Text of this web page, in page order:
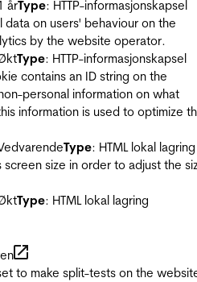
årType: HTTP-informasjonskapsel
data on users' behaviour on the
by the website operator.
Type: HTTP-informasjonskapsel
contains an ID string on the
personal information on what
information is used to optimize
Type: HTML lokal lagring
screen size in order to adjust the
Type: HTML lokal lagring
to make split-tests on the